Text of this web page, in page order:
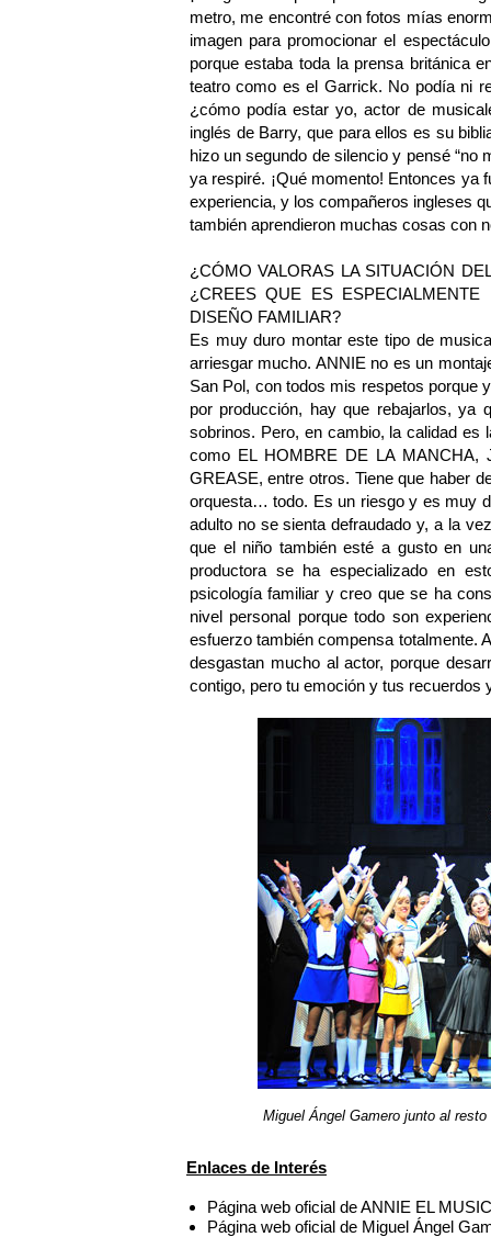
metro, me encontré con fotos mías
imagen para promocionar el
porque estaba toda la prensa británica
teatro como es el Garrick. No podía ni
¿cómo podía estar yo, actor de
inglés de Barry, que para ellos es su
hizo un segundo de silencio y pensé “no
ya respiré. ¡Qué momento! Entonces ya
experiencia, y los compañeros ingleses
también aprendieron muchas cosas con
¿CÓMO VALORAS LA SITUACIÓN
¿CREES QUE ES
DISEÑO FAMILIAR?
Es muy duro montar este tipo de
arriesgar mucho. ANNIE no es un
San Pol, con todos mis respetos porque
por producción, hay que rebajarlos,
sobrinos. Pero, en cambio, la calidad
como EL HOMBRE DE LA MANCHA,
GREASE, entre otros. Tiene que haber
orquesta… todo. Es un riesgo y es muy
adulto no se sienta defraudado y, a la
que el niño también esté a gusto en
productora se ha especializado en
psicología familiar y creo que se ha
nivel personal porque todo son
esfuerzo también compensa totalmente.
desgastan mucho al actor, porque
contigo, pero tu emoción y tus recuerdos
Miguel Ángel Gamero junto al
Enlaces de Interés
Página web oficial de ANNIE EL
Página web oficial de Miguel Ángel